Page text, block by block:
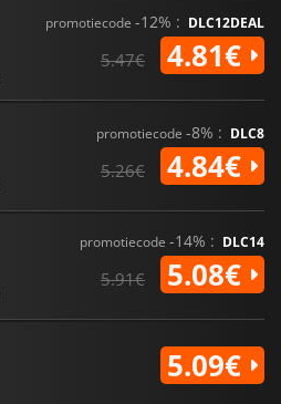
promotiecode -12% : DLC12DEAL
5.47€ 4.81€
promotiecode -8% : DLC8
5.26€ 4.84€
promotiecode -14% : DLC14
5.91€ 5.08€
5.09€